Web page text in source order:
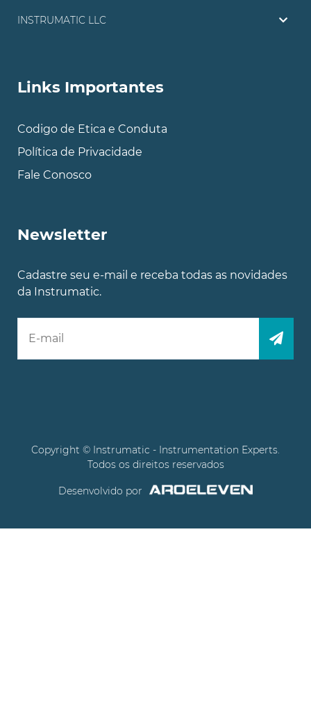
INSTRUMATIC LLC
Links Importantes
Codigo de Etica e Conduta
Política de Privacidade
Fale Conosco
Newsletter
Cadastre seu e-mail e receba todas as novidades
da Instrumatic.
Copyright © Instrumatic - Instrumentation Experts.
Todos os direitos reservados
Desenvolvido por